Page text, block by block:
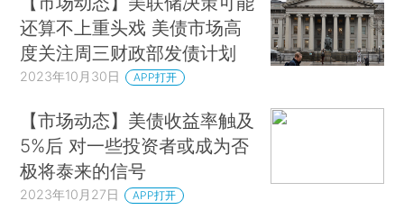
还算不上重头戏 美债市场高
度关注周三财政部发债计划
2023年10月30日 APP打开
【市场动态】美债收益率触及
5%后 对一些投资者或成为否
极将泰来的信号
2023年10月27日 APP打开